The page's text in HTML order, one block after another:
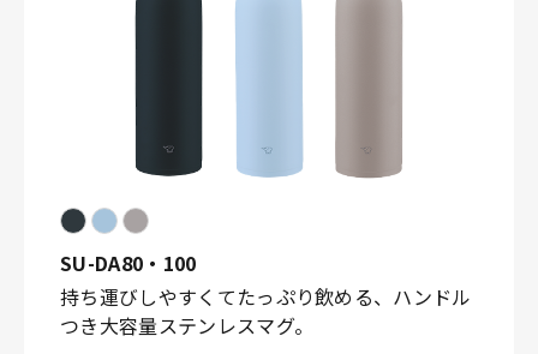
SU-DA80・100
持ち運びしやすくてたっぷり飲める、ハンドル
つき大容量ステンレスマグ。